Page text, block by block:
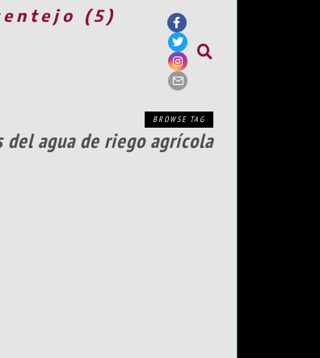
(5)
BROWSE TAG
del agua de riego agrícola